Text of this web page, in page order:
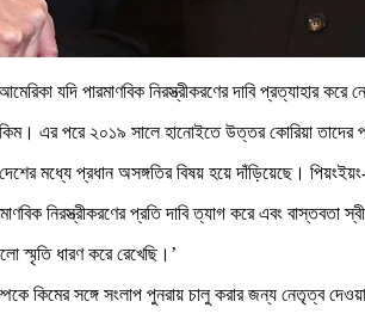
যদি পারমাণবিক নিরস্ত্রীকরণের দাবি প্রত্যাহার
কিম। এর পরে ২০১৯ সালে হানোইতে উত্তর কোরিয়া
মধ্যে প্রধান অসঙ্গতির বিষয় হয়ে দাঁড়িয়েছে।
নিরস্ত্রীকরণের প্রতি দাবি ত্যাগ করে এবং
স্মৃতি ধারণ করে রেখেছি।’
কিমের সঙ্গে সংলাপ পুনরায় চালু করার জন্য নেতৃত্ব